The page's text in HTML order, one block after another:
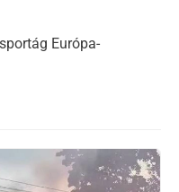
Európa-